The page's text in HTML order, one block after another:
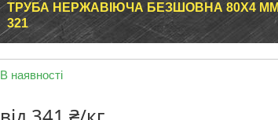
ТРУБА НЕРЖАВІЮЧА БЕЗШОВНА 80Х4 ММ
321
В наявності